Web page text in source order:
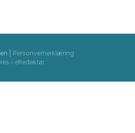
| Personvernerklæring
i eRedaktør